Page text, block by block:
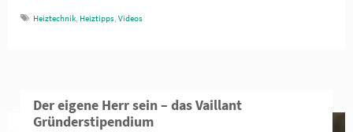
Heiztechnik, Heiztipps, Videos
Der eigene Herr sein – das Vaillant
Gründerstipendium